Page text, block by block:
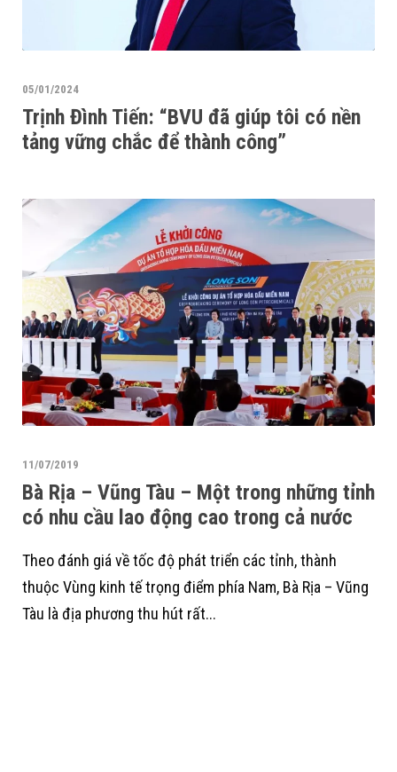
05/01/2024
Trịnh Đình Tiến: “BVU đã giúp tôi có nền
tảng vững chắc để thành công”
11/07/2019
Bà Rịa – Vũng Tàu – Một trong những tỉnh
có nhu cầu lao động cao trong cả nước
Theo đánh giá về tốc độ phát triển các tỉnh, thành
thuộc Vùng kinh tế trọng điểm phía Nam, Bà Rịa – Vũng
Tàu là địa phương thu hút rất...